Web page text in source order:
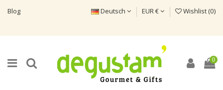
Blog Deutsch EUR € Wishlist (0)
0